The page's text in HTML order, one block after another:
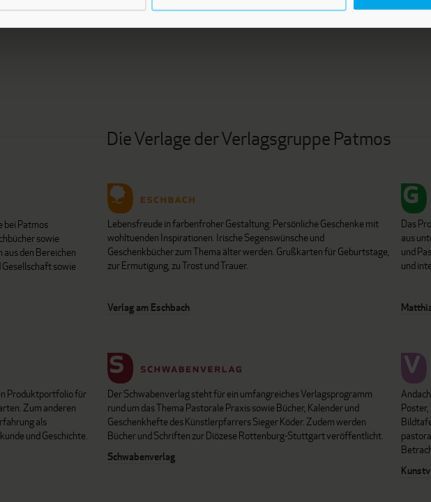
LEBE GUT MAGAZIN NEWSLETTER
Die Verlage der Verlagsgruppe Patmos
bei Patmos
sowie
den Bereichen
sowie
Lebensfreude in farbenfroher Gestaltung: Persönliche Geschenke mit
wohltuenden Inspirationen. Irische Segenswünsche und
Geschenkbücher zum Thema älter werden. Grußkarten für Geburtstage,
zur Ermutigung, zu Trost und Trauer.
Verlag am Eschbach
Das
aus
und
und
Produktportfolio für
Zum anderen
als
und Geschichte.
Der Schwabenverlag steht für ein umfangreiches Verlagsprogramm
rund um das Thema Pastorale Praxis sowie Bücher, Kalender und
Geschenkhefte des Künstlerpfarrers Sieger Köder. Zudem werden
Bücher und Schriften zur Diözese Rottenburg-Stuttgart veröffentlicht.
Schwabenverlag